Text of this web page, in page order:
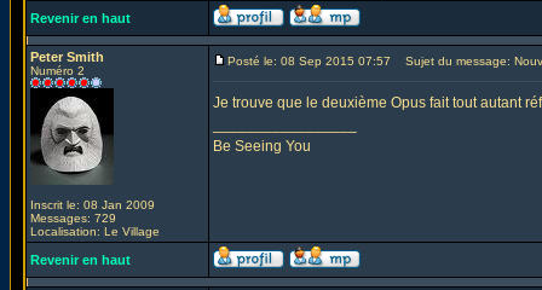
Revenir en haut
Peter Smith
Numéro 2
Inscrit le: 08 Jan 2009
Messages: 729
Localisation: Le Village
Posté le: 08 Sep 2015 07:57 Sujet du message:
Je trouve que le deuxième Opus fait tout autant
Be Seeing You
Revenir en haut